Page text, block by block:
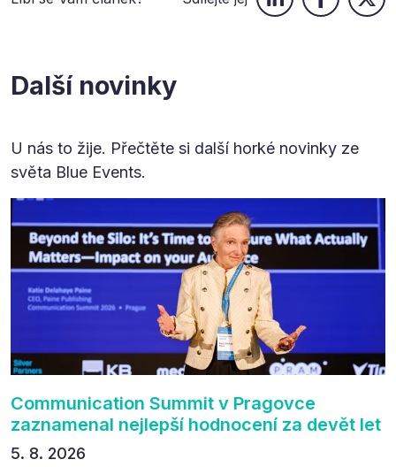
Další novinky
U nás to žije. Přečtěte si další horké novinky ze
světa Blue Events.
Communication Summit v Pragovce
zaznamenal nejlepší hodnocení za devět let
5. 8. 2026